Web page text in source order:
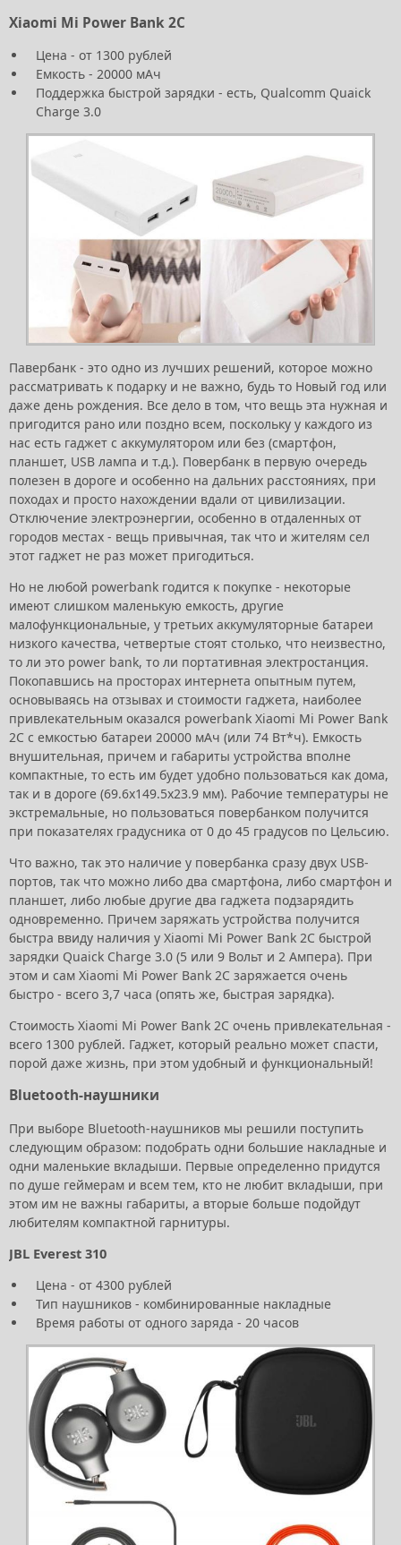
Xiaomi Mi Power Bank 2C
Цена - от 1300 рублей
Емкость - 20000 мАч
Поддержка быстрой зарядки - есть, Qualcomm Quaick
Charge 3.0
Павербанк - это одно из лучших решений, которое можно
рассматривать к подарку и не важно, будь то Новый год или
даже день рождения. Все дело в том, что вещь эта нужная и
пригодится рано или поздно всем, поскольку у каждого из
нас есть гаджет с аккумулятором или без (смартфон,
планшет, USB лампа и т.д.). Повербанк в первую очередь
полезен в дороге и особенно на дальних расстояниях, при
походах и просто нахождении вдали от цивилизации.
Отключение электроэнергии, особенно в отдаленных от
городов местах - вещь привычная, так что и жителям сел
этот гаджет не раз может пригодиться.
Но не любой powerbank годится к покупке - некоторые
имеют слишком маленькую емкость, другие
малофункциональные, у третьих аккумуляторные батареи
низкого качества, четвертые стоят столько, что неизвестно,
то ли это power bank, то ли портативная электростанция.
Покопавшись на просторах интернета опытным путем,
основываясь на отзывах и стоимости гаджета, наиболее
привлекательным оказался powerbank Xiaomi Mi Power Bank
2C с емкостью батареи 20000 мАч (или 74 Вт*ч). Емкость
внушительная, причем и габариты устройства вполне
компактные, то есть им будет удобно пользоваться как дома,
так и в дороге (69.6x149.5x23.9 мм). Рабочие температуры не
экстремальные, но пользоваться повербанком получится
при показателях градусника от 0 до 45 градусов по Цельсию.
Что важно, так это наличие у повербанка сразу двух USB-
портов, так что можно либо два смартфона, либо смартфон и
планшет, либо любые другие два гаджета подзарядить
одновременно. Причем заряжать устройства получится
быстра ввиду наличия у Xiaomi Mi Power Bank 2C быстрой
зарядки Quaick Charge 3.0 (5 или 9 Вольт и 2 Ампера). При
этом и сам Xiaomi Mi Power Bank 2C заряжается очень
быстро - всего 3,7 часа (опять же, быстрая зарядка).
Стоимость Xiaomi Mi Power Bank 2C очень привлекательная -
всего 1300 рублей. Гаджет, который реально может спасти,
порой даже жизнь, при этом удобный и функциональный!
Bluetooth-наушники
При выборе Bluetooth-наушников мы решили поступить
следующим образом: подобрать одни большие накладные и
одни маленькие вкладыши. Первые определенно придутся
по душе геймерам и всем тем, кто не любит вкладыши, при
этом им не важны габариты, а вторые больше подойдут
любителям компактной гарнитуры.
JBL Everest 310
Цена - от 4300 рублей
Тип наушников - комбинированные накладные
Время работы от одного заряда - 20 часов